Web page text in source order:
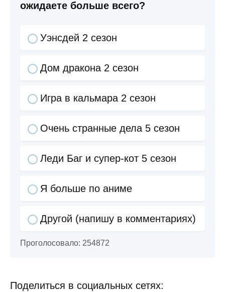
ожидаете больше всего?
Уэнсдей 2 сезон
Дом дракона 2 сезон
Игра в кальмара 2 сезон
Очень странные дела 5 сезон
Леди Баг и супер-кот 5 сезон
Я больше по аниме
Другой (напишу в комментариях)
Проголосовало: 254872
Поделиться в социальных сетях: